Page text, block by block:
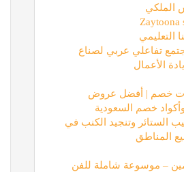
الملكي
Zaytoona
التعليمي
تفاعلي عربي لصناع
الأعمال
خصم | أفضل عروض
خصم السعودية
الستائر وتنجيد الكنب في
المناطق
– موسوعة شاملة للفن